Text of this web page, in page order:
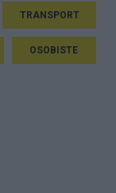
TRANSPORT
OSOBISTE